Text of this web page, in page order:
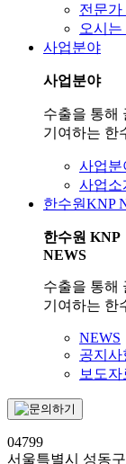
전문가
오시는
사업분야
사업분야
수출을 통해
기여하는 한
사업분
사업소
한수원KNP
한수원 KNP
NEWS
수출을 통해
기여하는 한
NEWS
공지사
보도자
04799
서울특별시 성동